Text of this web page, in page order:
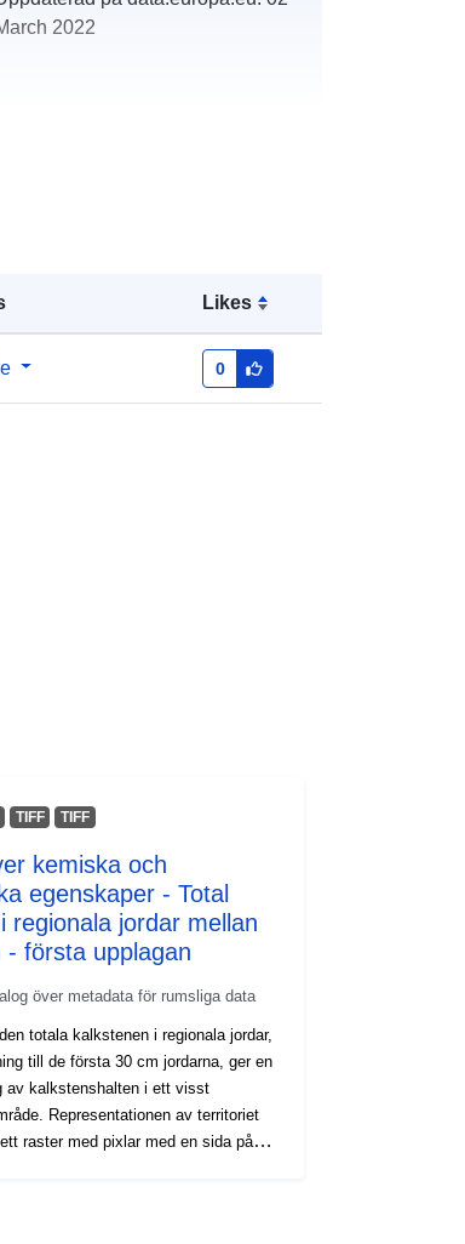
Likes
0
2022
data.europa.eu/88u/dataset/fr-
TIFF TIFF
kemiska och
egenskaper - Total
regionala jordar mellan
- första upplagan
över metadata för rumsliga data
totala kalkstenen i regionala jordar,
till de första 30 cm jordarna, ger en
av kalkstenshalten i ett visst
Representationen av territoriet
raster med pixlar med en sida på